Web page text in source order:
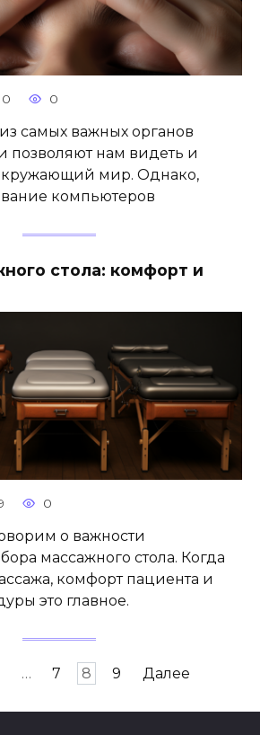
0
из самых важных органов
позволяют нам видеть и
мир. Однако,
компьютеров
стола: комфорт и
0
о важности
массажного стола. Когда
комфорт пациента и
это главное.
… 7 8 9 Далее